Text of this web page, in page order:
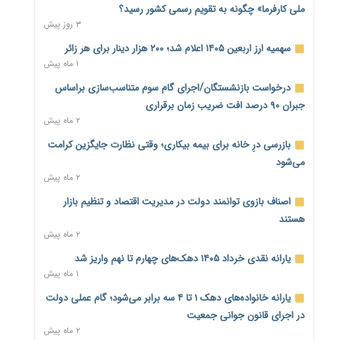
نماینده مجلس: توسعه مرزهای زمینی به راهبرد تأمین کالاهای
۲ روز پیش
خانه کارگر قزوین: شکاف دستمزد و هزینه معیشت هر روز عمیق‌تر
می‌شود
رئیس سازمان امور مالیاتی: بلاگرهای پردرآمد مشمول پرداخت
مالیات هستند
پیش‌بینی افزایش تولید برنج؛ نیاز وارداتی کشور به ۵۰۰ هزار تن
کاهش می‌یابد
امضای تفاهم‌نامه تجاری ایران و پاکستان؛ هدف‌گذاری تجارت ۱۰
میلیارد دلاری
۲ روز پیش
اختیارات جدید گمرکات برای تمدید ورود موقت کالا و خودرو تا
پایان شهریور ابلاغ شد
۲ روز پیش
ملی کارفرما» چگونه به تقویم رسمی کشور رسید؟
۳ روز پیش
سهمیه ارز اربعین ۱۴۰۵ اعلام شد؛ ۲۰۰ هزار دینار برای هر زائر
۱ ماه پیش
درخواست بازنشستگان/اجرای گام سوم متناسب‌سازی براساس
جبران ۹۰ درصد افت ضریب زمان برقراری
۲ ماه پیش
بازرسی درِ خانه برای بیمه بیکاری؛ وقتی نظارت جایگزین کرامت
می‌شود
۲ ماه پیش
اصناف بازوی توانمند دولت در مدیریت اقتصاد و تنظیم بازار
هستند
۲ ماه پیش
یارانه نقدی خرداد ۱۴۰۵ دهک‌های چهارم تا نهم واریز شد
۱ ماه پیش
یارانه خانواده‌های دهک ۱ تا ۴ سه برابر می‌شود؛ گام عملی دولت
در اجرای قانون جوانی جمعیت
۲ ماه پیش